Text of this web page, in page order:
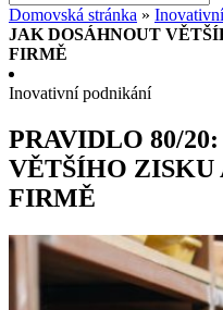
Domovská stránka »
JAK DOSÁHNOUT
FIRMĚ
Inovativní podnikání
PRAVIDLO 80/
VĚTŠÍHO ZISKU
FIRMĚ